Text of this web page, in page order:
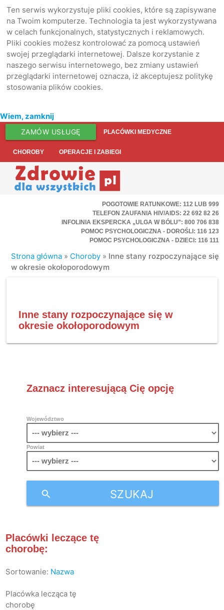
Ten serwis wykorzystuje pliki cookies, które są zapisywane
na Twoim komputerze. Technologia ta jest wykorzystywana
w celach funkcjonalnych, statystycznych i reklamowych.
Pliki cookies możesz kontrolować za pomocą ustawień
swojej przeglądarki internetowej. Dalsze korzystanie z
naszego serwisu internetowego, bez zmiany ustawień
przeglądarki internetowej oznacza, iż akceptujesz politykę
stosowania plików cookies.
Wiem, zamknij
ZAMÓW USŁUGĘ PLACÓWKI MEDYCZNE
CHOROBY OPERACJE I ZABIEGI
POGOTOWIE RATUNKOWE: 112 LUB 999
TELEFON ZAUFANIA HIV/AIDS: 22 692 82 26
INFOLINIA EKSPERCKA „ULGA W BÓLU”: 800 706 838
POMOC PSYCHOLOGICZNA - DOROŚLI: 116 123
POMOC PSYCHOLOGICZNA - DZIECI: 116 111
Strona główna » Choroby » Inne stany rozpoczynające się
w okresie okołoporodowym
Inne stany rozpoczynające się w
okresie okołoporodowym
Zaznacz interesującą Cię opcję
Województwo
Powiat
SZUKAJ
search
Placówki leczące tę
chorobę:
Sortowanie: Nazwa
Placówka lecząca tę
chorobę